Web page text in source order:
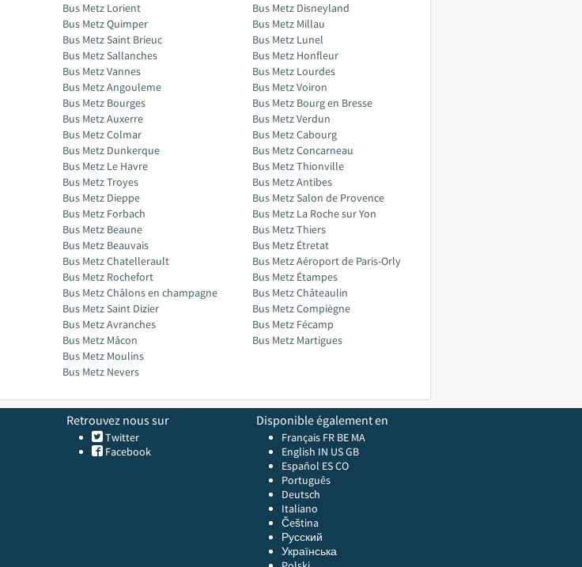
Bus Metz Lorient
Bus Metz Quimper
Bus Metz Saint Brieuc
Bus Metz Sallanches
Bus Metz Vannes
Bus Metz Angouleme
Bus Metz Bourges
Bus Metz Auxerre
Bus Metz Colmar
Bus Metz Dunkerque
Bus Metz Le Havre
Bus Metz Troyes
Bus Metz Dieppe
Bus Metz Forbach
Bus Metz Beaune
Bus Metz Beauvais
Bus Metz Chatellerault
Bus Metz Rochefort
Bus Metz Châlons en champagne
Bus Metz Saint Dizier
Bus Metz Avranches
Bus Metz Mâcon
Bus Metz Moulins
Bus Metz Nevers
Bus Metz Disneyland
Bus Metz Millau
Bus Metz Lunel
Bus Metz Honfleur
Bus Metz Lourdes
Bus Metz Voiron
Bus Metz Bourg en Bresse
Bus Metz Verdun
Bus Metz Cabourg
Bus Metz Concarneau
Bus Metz Thionville
Bus Metz Antibes
Bus Metz Salon de Provence
Bus Metz La Roche sur Yon
Bus Metz Thiers
Bus Metz Étretat
Bus Metz Aéroport de Paris-Orly
Bus Metz Étampes
Bus Metz Châteaulin
Bus Metz Compiègne
Bus Metz Fécamp
Bus Metz Martigues
Retrouvez nous sur
Twitter
Facebook
Disponible également en
Français FR BE MA
English IN USGB
Español ESCO
Português
Deutsch
Italiano
Čeština
Русский
Українська